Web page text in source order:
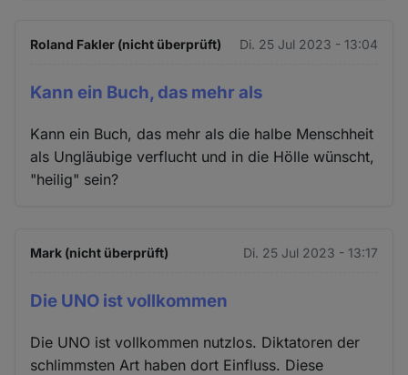
Roland Fakler (nicht überprüft) Di. 25 Jul 2023 - 13:04
Kann ein Buch, das mehr als
Kann ein Buch, das mehr als die halbe Menschheit
als Ungläubige verflucht und in die Hölle wünscht,
"heilig" sein?
Mark (nicht überprüft) Di. 25 Jul 2023 - 13:17
Die UNO ist vollkommen
Die UNO ist vollkommen nutzlos. Diktatoren der
schlimmsten Art haben dort Einfluss. Diese